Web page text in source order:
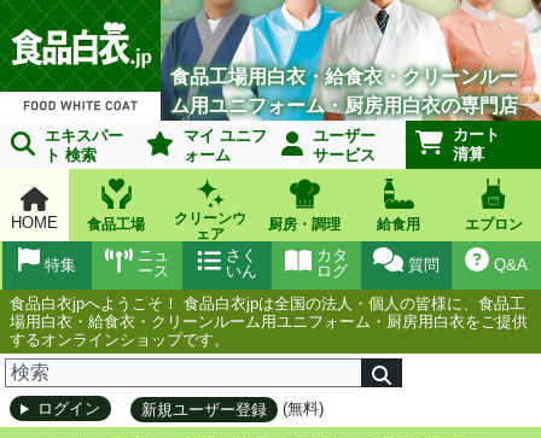
食品工場用白衣・給食衣・クリーンルー
ム用ユニフォーム・厨房用白衣の専門店
エキスパー
ト 検索
マイ ユニフ
ォーム
ユーザー
サービス
カート
清算
HOME 食品工場
クリーンウ
ェア
厨房・調理 給食用 エプロン
Q&A
質問
カタ
ログ
さく
いん
ニュ
ース
特集
食品白衣jpへようこそ！ 食品白衣jpは全国の法人・個人の皆様に、食品工
場用白衣・給食衣・クリーンルーム用ユニフォーム・厨房用白衣をご提供
するオンラインショップです。
ログイン 新規ユーザー登録 (無料)